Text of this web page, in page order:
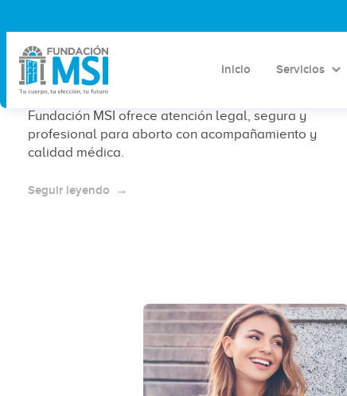
Inicio Servicios
¿Clínica de aborto en Playa del
Carmen? Conoce Fundación MSI
¿Buscas una clínica ILE en Playa del Carmen?
Fundación MSI ofrece atención legal, segura y
profesional para aborto con acompañamiento y
calidad médica.
Seguir leyendo